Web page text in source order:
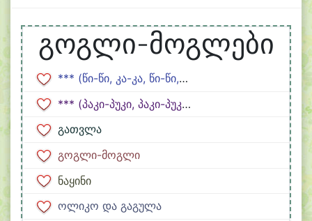
გოგლი-მოგლები
*** (წი-წი, კა-კა, წი-წი, კა-კა)
*** (პაკი-პუკი, პაკი-პუკი)
გათვლა
გოგლი-მოგლი
ნაყინი
ოლიკო და გაგულა